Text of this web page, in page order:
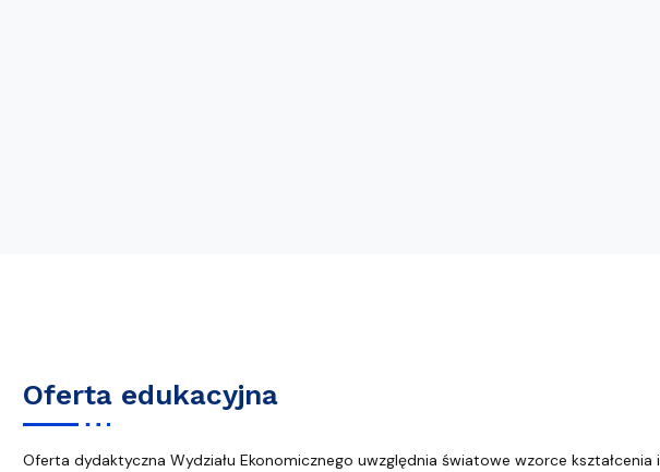
Oferta edukacyjna
Oferta dydaktyczna Wydziału Ekonomicznego uwzględnia światowe wzorce kształcenia i